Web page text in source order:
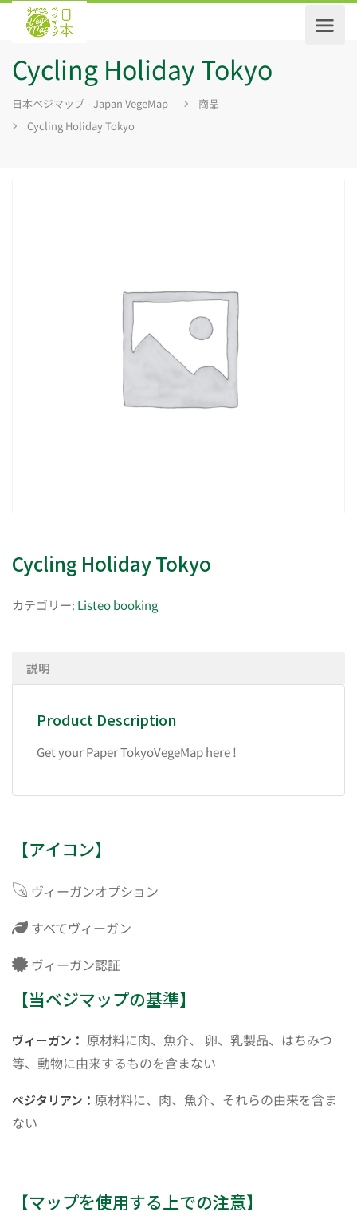
Cycling Holiday Tokyo
日本ベジマップ - Japan VegeMap
商品
Cycling Holiday Tokyo
Cycling Holiday Tokyo
カテゴリー: Listeo booking
説明
Product Description
Get your Paper TokyoVegeMap here !
【アイコン】
ヴィーガンオプション
すべてヴィーガン
ヴィーガン認証
【当ベジマップの基準】
ヴィーガン： 原材料に肉、魚介、 卵、乳製品、はちみつ
等、動物に由来するものを含まない
ベジタリアン： 原材料に、肉、魚介、それらの由来を含ま
ない
【マップを使用する上での注意】